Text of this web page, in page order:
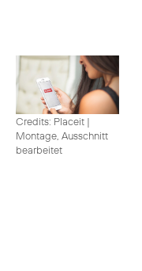
Credits: Placeit |
Montage, Ausschnitt
bearbeitet